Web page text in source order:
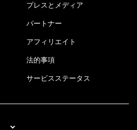
プレスとメディア
パートナー
アフィリエイト
法的事項
サービスステータス